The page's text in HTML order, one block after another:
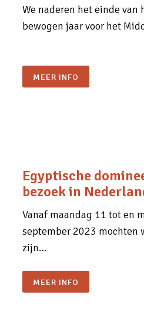
We naderen het einde van
bewogen jaar voor het
MEER INFO
Egyptische
bezoek in
Vanaf maandag 11 tot en
september 2023 mochten
zijn…
MEER INFO